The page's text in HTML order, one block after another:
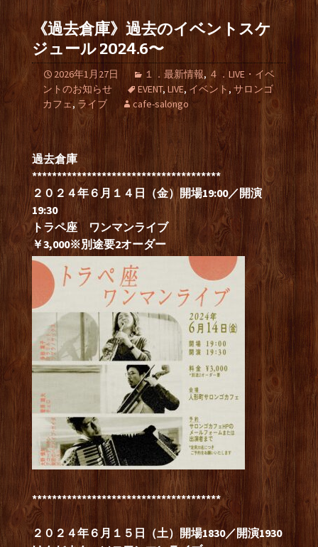
《過去倉庫》過去のイベントスケ
ジュール 2024.6〜
2026年1月27日 １．最新情報, ４．LIVE・イベ
ントのお知らせ
EVENT, LIVE, イベント , サロンゴ
カフェ, ライブ cafe-salongo
過去倉庫
**************************************
２０２４年６月１４日（金）開場19:00／開演
19:30
トラペ座 ワンマンライブ
￥3,000※別途要2オーダー
**************************************
２０２４年６月１５日（土）開場1830／開演1930